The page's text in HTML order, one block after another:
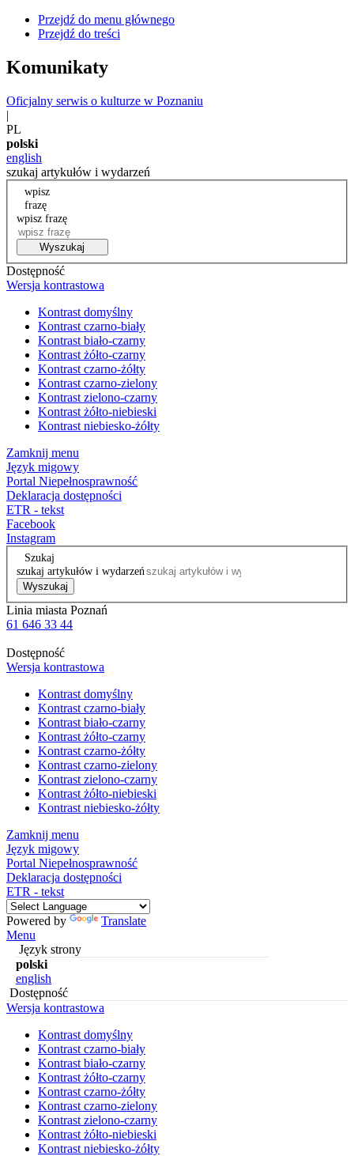
Przejdź do menu głównego
Przejdź do treści
Komunikaty
Oficjalny serwis o kulturze w Poznaniu
|
PL
polski
english
szukaj artykułów i wydarzeń
wpisz
frazę
wpisz frazę
Wyszukaj
Dostępność
Wersja kontrastowa
Kontrast domyślny
Kontrast czarno-biały
Kontrast biało-czarny
Kontrast żółto-czarny
Kontrast czarno-żółty
Kontrast czarno-zielony
Kontrast zielono-czarny
Kontrast żółto-niebieski
Kontrast niebiesko-żółty
Zamknij menu
Język migowy
Portal Niepełnosprawność
Deklaracja dostępności
ETR - tekst
Facebook
Instagram
Szukaj
szukaj artykułów i wydarzeń
Wyszukaj
Linia miasta Poznań
61 646 33 44
Dostępność
Wersja kontrastowa
Kontrast domyślny
Kontrast czarno-biały
Kontrast biało-czarny
Kontrast żółto-czarny
Kontrast czarno-żółty
Kontrast czarno-zielony
Kontrast zielono-czarny
Kontrast żółto-niebieski
Kontrast niebiesko-żółty
Zamknij menu
Język migowy
Portal Niepełnosprawność
Deklaracja dostępności
ETR - tekst
Powered by
Translate
Menu
Język strony
polski
english
Dostępność
Wersja kontrastowa
Kontrast domyślny
Kontrast czarno-biały
Kontrast biało-czarny
Kontrast żółto-czarny
Kontrast czarno-żółty
Kontrast czarno-zielony
Kontrast zielono-czarny
Kontrast żółto-niebieski
Kontrast niebiesko-żółty